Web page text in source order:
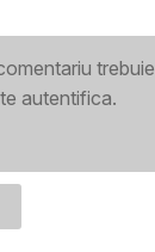
autentifica.